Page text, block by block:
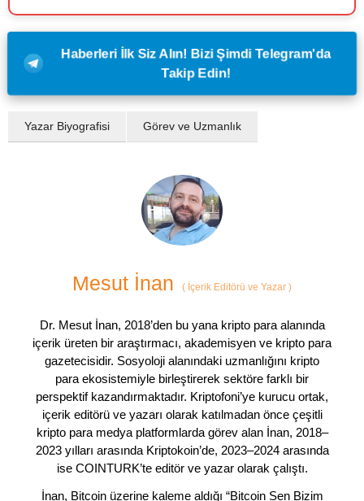
Haberleri İlk Siz Alın! Bizi Şimdi Telegram'da
Takip Edin!
Yazar Biyografisi Görev ve Uzmanlık
Mesut İnan ( İçerik Editörü ve Yazar )
Dr. Mesut İnan, 2018’den bu yana kripto para alanında
içerik üreten bir araştırmacı, akademisyen ve kripto para
gazetecisidir. Sosyoloji alanındaki uzmanlığını kripto
para ekosistemiyle birleştirerek sektöre farklı bir
perspektif kazandırmaktadır. Kriptofoni’ye kurucu ortak,
içerik editörü ve yazarı olarak katılmadan önce çeşitli
kripto para medya platformlarda görev alan İnan, 2018–
2023 yılları arasında Kriptokoin’de, 2023–2024 arasında
ise COINTURK’te editör ve yazar olarak çalıştı.
İnan, Bitcoin üzerine kaleme aldığı “Bitcoin Sen Bizim